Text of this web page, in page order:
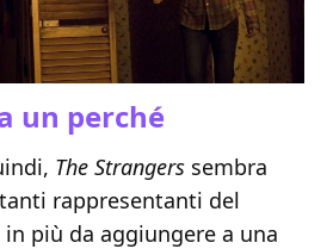
un perché
The Strangers sembra
rappresentanti del
più da aggiungere a una